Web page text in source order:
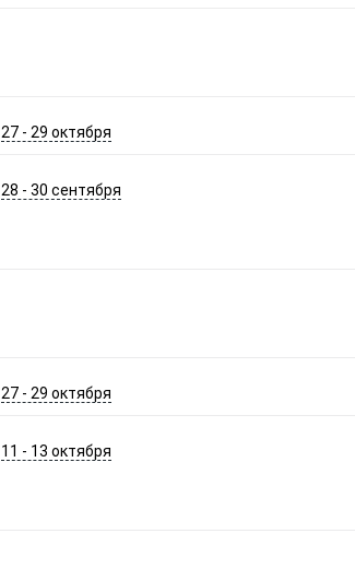
27 - 29 октября
28 - 30 сентября
27 - 29 октября
11 - 13 октября